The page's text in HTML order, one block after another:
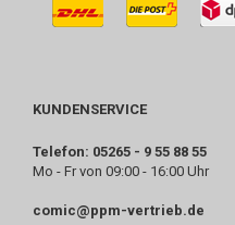
KUNDENSERVICE
Telefon: 05265 - 9 55 88 55
Mo - Fr von 09:00 - 16:00 Uhr
comic@ppm-vertrieb.de